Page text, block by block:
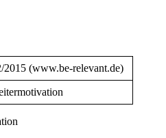
2015 (www.be-relevant.de)